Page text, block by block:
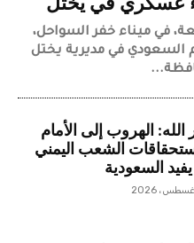
عسكري في يختل
في ميناء خفر السواحل،
السعودي في مديرية يختل
الهروب إلى الأمام
الشعب اليمني
السعودية